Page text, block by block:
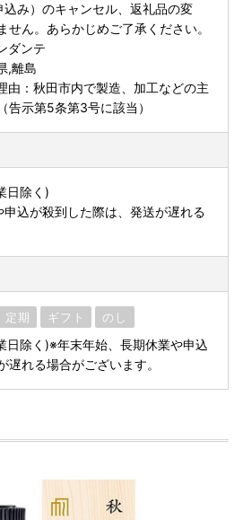
み）のキャンセル、返礼品の変
せん。あらかじめご了承ください。
ダンテ
,離島
：秋田市内で製造、加工などの主
告示第5条第3号に該当）
日除く)
込が殺到した際は、発送が遅れる
定期 ギフト のし
日除く)※年末年始、長期休業や申込
れる場合がございます。